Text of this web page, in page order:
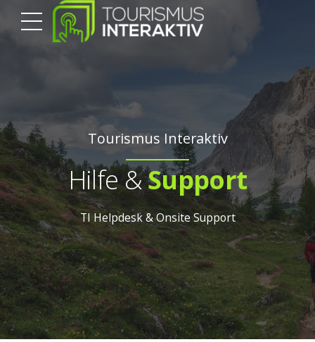
Tourismus Interaktiv
Hilfe &Support
TI Helpdesk & Onsite Support